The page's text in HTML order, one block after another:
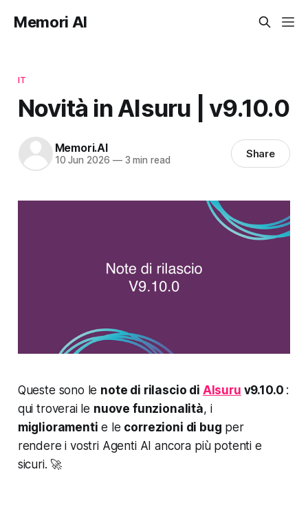
Memori AI
IT
Novità in AIsuru | v9.10.0
Memori.AI
10 Jun 2026 —3 min read Share
Queste sono le note di rilascio di AIsuru v9.10.0 :
qui troverai le nuove funzionalità, i
miglioramenti e le correzioni di bug per
rendere i vostri Agenti AI ancora più potenti e
sicuri. 🚀